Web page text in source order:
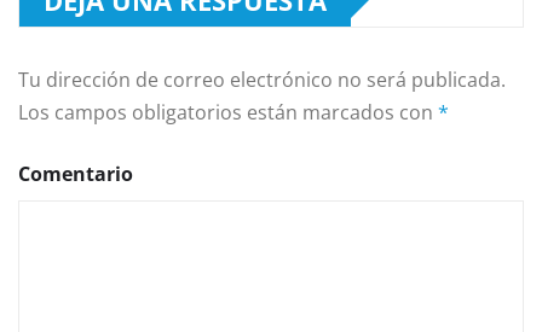
Tu dirección de correo electrónico no será publicada.
Los campos obligatorios están marcados con *
Comentario